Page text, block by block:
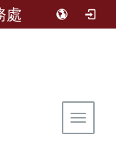
處
Toggle